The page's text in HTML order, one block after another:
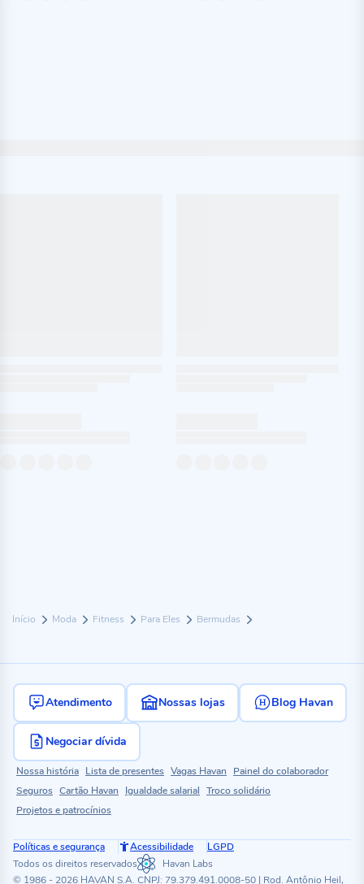
Início Moda Fitness Para Eles Bermudas
Atendimento Nossas lojas Blog Havan
Negociar dívida
Nossa história Lista de presentes Vagas Havan
Painel do colaborador
Seguros Cartão Havan Igualdade salarial Troco solidário
Projetos e patrocínios
Políticas e segurança Acessibilidade
LGPD
Todos os direitos reservados
Havan Labs
© 1986 - 2026 HAVAN S.A. CNPJ: 79.379.491.0008-50 | Rod. Antônio Heil,